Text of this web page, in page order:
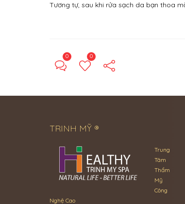
Tương tự, sau khi rửa sạch da bạn thoa
0 0
TRINH MỸ ®
Trung
Tâm
Thẩm
Mỹ
Công
Nghệ Cao